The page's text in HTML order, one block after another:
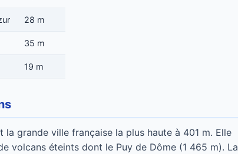
28 m
35 m
19 m
grande ville française la plus haute à 401 m. Elle
volcans éteints dont le Puy de Dôme (1 465 m). La